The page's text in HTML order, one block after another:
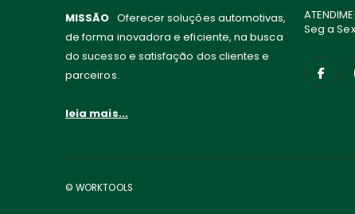
MISSÃO Oferecer soluções automotivas,
de forma inovadora e eficiente, na busca
do sucesso e satisfação dos clientes e
parceiros.
leia mais...
Seg a
© WORKTOOLS